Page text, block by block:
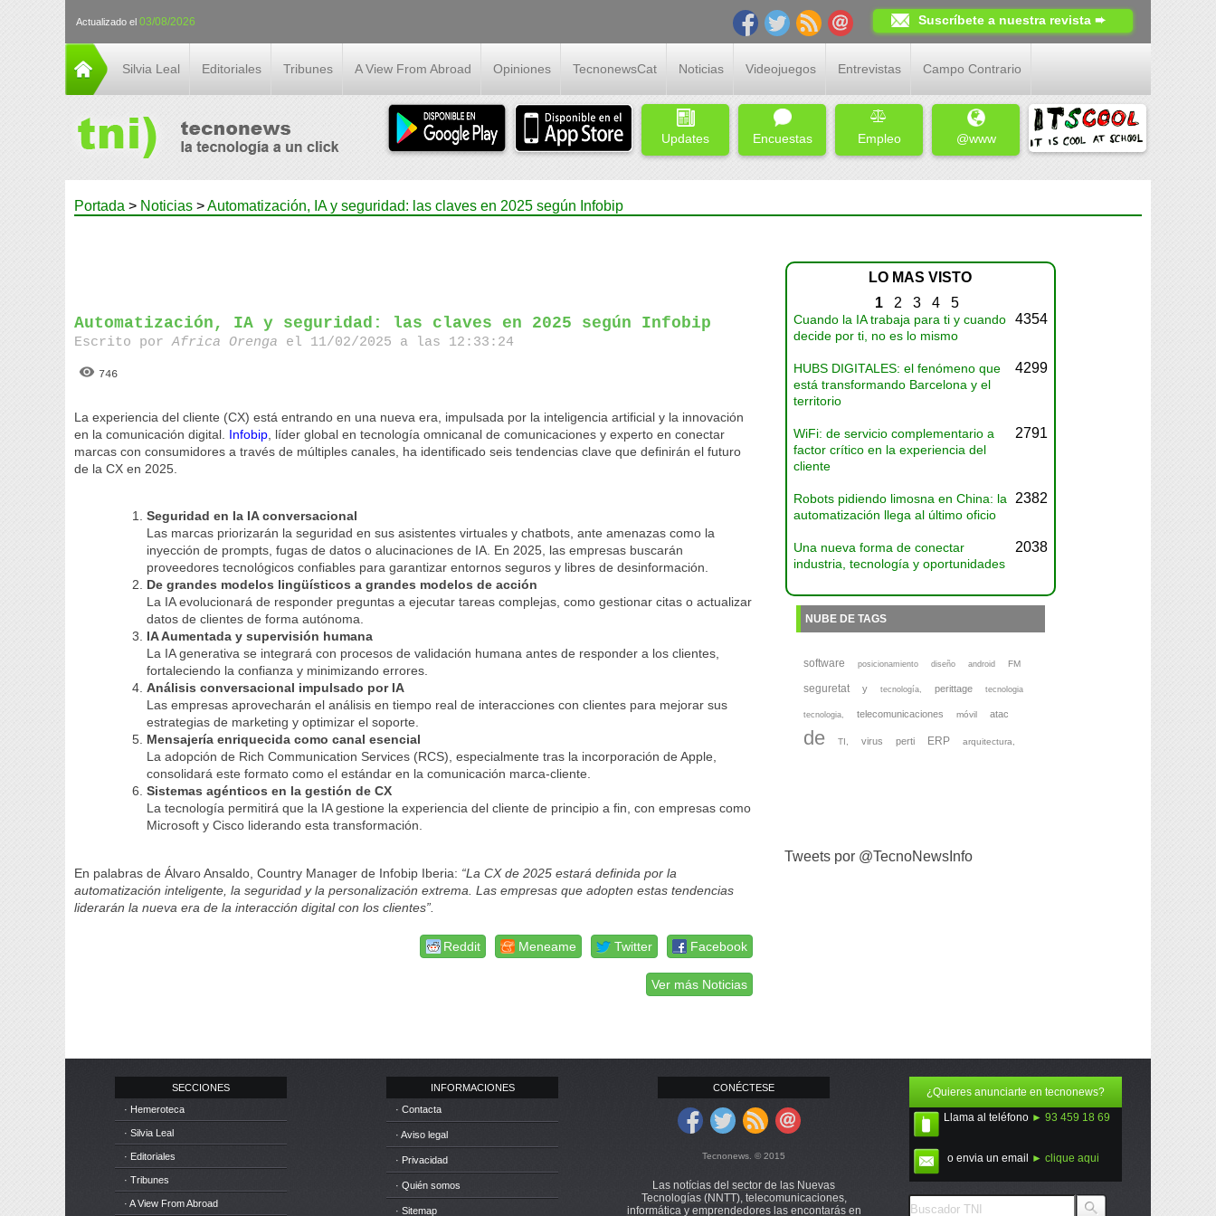
Actualizado el 03/08/2026 Suscríbete a nuestra revista ➨
Silvia Leal Editoriales Tribunes A View From Abroad Opiniones TecnonewsCat Noticias Videojuegos Entrevistas Campo Contrario
Updates Encuestas Empleo @www
Portada > Noticias >Automatización, IA y seguridad: las claves en 2025 según Infobip
Automatización, IA y seguridad: las claves en 2025 según Infobip
Escrito porAfrica Orenga el 11/02/2025 a las 12:33:24
746
La experiencia del cliente (CX) está entrando en una nueva era, impulsada por la inteligencia artificial y la innovación
en la comunicación digital. Infobip , líder global en tecnología omnicanal de comunicaciones y experto en conectar
marcas con consumidores a través de múltiples canales, ha identificado seis tendencias clave que definirán el futuro
de la CX en 2025.
Seguridad en la IA conversacional
Las marcas priorizarán la seguridad en sus asistentes virtuales y chatbots, ante amenazas como la
inyección de prompts, fugas de datos o alucinaciones de IA. En 2025, las empresas buscarán
proveedores tecnológicos confiables para garantizar entornos seguros y libres de desinformación.
De grandes modelos lingüísticos a grandes modelos de acción
La IA evolucionará de responder preguntas a ejecutar tareas complejas, como gestionar citas o actualizar
datos de clientes de forma autónoma.
IA Aumentada y supervisión humana
La IA generativa se integrará con procesos de validación humana antes de responder a los clientes,
fortaleciendo la confianza y minimizando errores.
Análisis conversacional impulsado por IA
Las empresas aprovecharán el análisis en tiempo real de interacciones con clientes para mejorar sus
estrategias de marketing y optimizar el soporte.
Mensajería enriquecida como canal esencial
La adopción de Rich Communication Services (RCS), especialmente tras la incorporación de Apple,
consolidará este formato como el estándar en la comunicación marca-cliente.
Sistemas agénticos en la gestión de CX
La tecnología permitirá que la IA gestione la experiencia del cliente de principio a fin, con empresas como
Microsoft y Cisco liderando esta transformación.
En palabras de Álvaro Ansaldo, Country Manager de Infobip Iberia: “La CX de 2025 estará definida por la
automatización inteligente, la seguridad y la personalización extrema. Las empresas que adopten estas tendencias
liderarán la nueva era de la interacción digital con los clientes”.
Facebook
Twitter
Meneame
Reddit
Ver más Noticias
LO MAS VISTO
1 2 3 4 5
Cuando la IA trabaja para ti y cuando
decide por ti, no es lo mismo
4354
HUBS DIGITALES: el fenómeno que
está transformando Barcelona y el
territorio
4299
WiFi: de servicio complementario a
factor crítico en la experiencia del
cliente
2791
Robots pidiendo limosna en China: la
automatización llega al último oficio
2382
Una nueva forma de conectar
industria, tecnología y oportunidades
2038
NUBE DE TAGS
software posicionamiento diseño android FM
seguretat y tecnología, perittage tecnologia
tecnologia, telecomunicaciones móvil atac
de TI, virus perti ERP arquitectura,
Tweets por @TecnoNewsInfo
SECCIONES
· Hemeroteca
· Silvia Leal
· Editoriales
· Tribunes
· A View From Abroad
INFORMACIONES
· Contacta
· Aviso legal
· Privacidad
· Quién somos
· Sitemap
CONÉCTESE
Tecnonews. © 2015
Las notícias del sector de las Nuevas
Tecnologías (NNTT), telecomunicaciones,
informática y emprendedores las encontarás en
¿Quieres anunciarte en tecnonews?
Llama al teléfono ► 93 459 18 69
o envia un email ► clique aqui